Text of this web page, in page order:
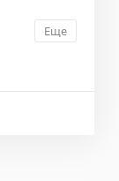
Еще